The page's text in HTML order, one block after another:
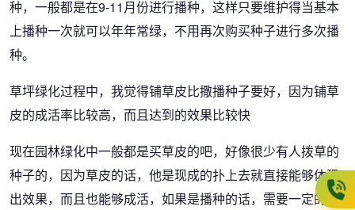
种，一般都是在9-11月份进行播种，这样只要维护得当基本
上播种一次就可以年年常绿，不用再次购买种子进行多次播
种。
草坪绿化过程中，我觉得铺草皮比撒播种子要好，因为铺草
皮的成活率比较高，而且达到的效果比较快
现在园林绿化中一般都是买草皮的吧，好像很少有人拨草的
种子的，因为草皮的话，他是现成的扑上去就直接能够体现
出效果，而且也能够成活，如果是播种的话，需要一定的经